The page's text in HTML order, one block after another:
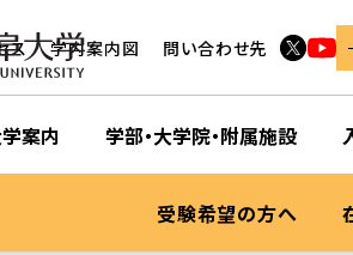
案内 学部・大学院・附属施設
受験希望の方へ
ス 学内案内図 問い合わせ先